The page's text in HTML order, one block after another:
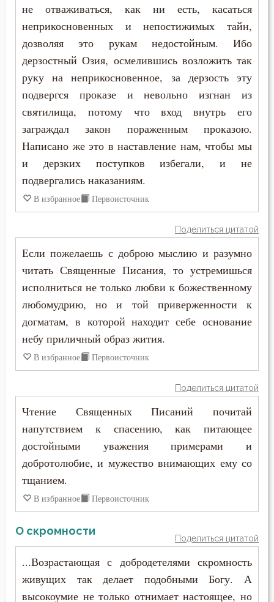
не отваживаться, как ни есть, касаться
неприкосновенных и непостижимых тайн,
дозволяя это рукам недостойным. Ибо
дерзостный Озия, осмелившись возложить так
руку на неприкосновенное, за дерзость эту
подвергся проказе и невольно изгнан из
святилища, потому что вход внутрь его
заграждал закон пораженным проказою.
Написано же это в наставление нам, чтобы мы
и дерзких поступков избегали, и не
подвергались наказаниям.
В избранное Первоисточник
Поделиться цитатой
Если пожелаешь с доброю мыслию и разумно
читать Священные Писания, то устремишься
исполниться не только любви к божественному
любомудрию, но и той приверженности к
догматам, в которой находит себе основание
небу приличный образ жития.
В избранное Первоисточник
Поделиться цитатой
Чтение Священных Писаний почитай
напутствием к спасению, как питающее
достойными уважения примерами и
добротолюбие, и мужество внимающих ему со
тщанием.
В избранное Первоисточник
О скромности
Поделиться цитатой
...Возрастающая с добродетелями скромность
живущих так делает подобными Богу. А
высокоумие не только отнимает настоящее, но